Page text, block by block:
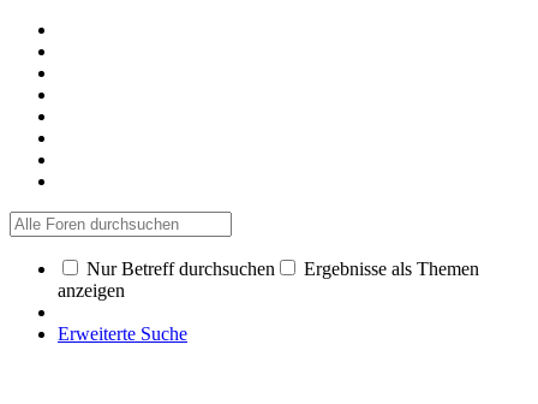
Nur Betreff durchsuchen
Ergebnisse als Themen
anzeigen
Erweiterte Suche